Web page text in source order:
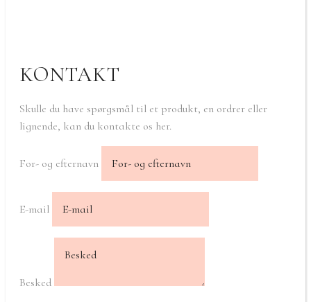
KONTAKT
Skulle du have spørgsmål til et produkt, en ordrer eller
lignende, kan du kontakte os her.
For- og efternavn
E-mail
Besked